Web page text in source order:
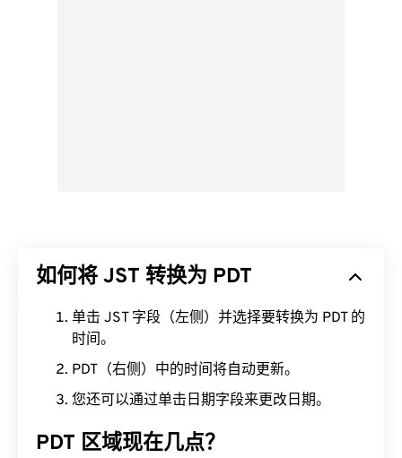
如何将 JST 转换为 PDT
单击 JST 字段（左侧）并选择要转换为 PDT 的
时间。
PDT（右侧）中的时间将自动更新。
您还可以通过单击日期字段来更改日期。
PDT 区域现在几点？